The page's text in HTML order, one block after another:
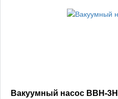
Вакуумный насос ВВН-3Н